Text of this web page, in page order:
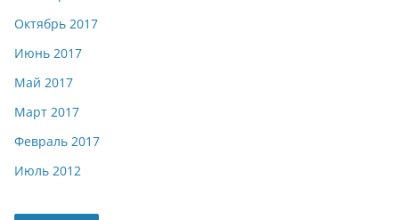
Октябрь 2017
Июнь 2017
Май 2017
Март 2017
Февраль 2017
Июль 2012